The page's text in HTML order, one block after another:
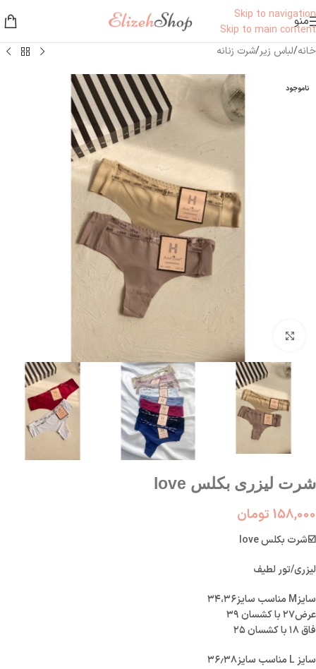
Skip to navigation
Skip to main content
منو
خانه/لباس زیر/شرت زنانه
ناموجود
بزرگنمایی تصویر
شرت لیزری بکلس love
158,000 تومان
☑️شرت بکلس love
لیزری/تور لطیف
سایزM مناسب سایز۳۴،۳۶
عرض۲۷ با کشسان ۳۹
فاق ۱۸ با کشسان ۲۵
سایز L مناسب سایز۳۶٫۳۸